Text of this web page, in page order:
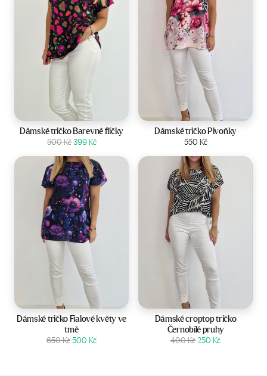
Velikost:40-44
Dámské tričko Barevné flíčky
500Kč Původní
byla:
500 Kč.
399KčAktuální
je:
399 Kč.
Zobrazit produkt
Velikost: 38-42
Dámské tričko Pivoňky
550 Kč
Zobrazit produkt
Velikost: 38-40
Dámské tričko Fialové květy ve
tmě
650KčPůvodní
500 KčAktuální
Zobrazit produkt
Velikost: 34-42
Dámské croptop tričko
Černobílé pruhy
400KčPůvodní
250 KčAktuální
Zobrazit produkt